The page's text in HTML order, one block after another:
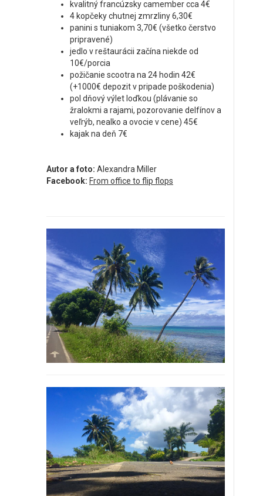
kvalitný francúzsky camember cca 4€
4 kopčeky chutnej zmrzliny 6,30€
panini s tuniakom 3,70€ (všetko čerstvo
pripravené)
jedlo v reštaurácii začína niekde od
10€/porcia
požičanie scootra na 24 hodin 42€
(+1000€ depozit v pripade poškodenia)
pol dňový výlet loďkou (plávanie so
žralokmi a rajami, pozorovanie delfínov a
veľrýb, nealko a ovocie v cene) 45€
kajak na deň 7€
Autor a foto: Alexandra Miller
Facebook: From office to flip flops